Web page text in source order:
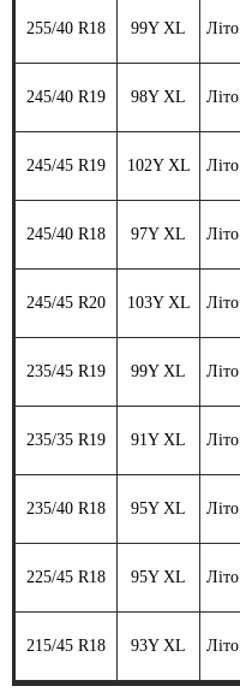
255/40 R18 99Y XL Літо
245/40 R19 98Y XL Літо
245/45 R19 102Y XL Літо
245/40 R18 97Y XL Літо
245/45 R20 103Y XL Літо
235/45 R19 99Y XL Літо
235/35 R19 91Y XL Літо
235/40 R18 95Y XL Літо
225/45 R18 95Y XL Літо
215/45 R18 93Y XL Літо